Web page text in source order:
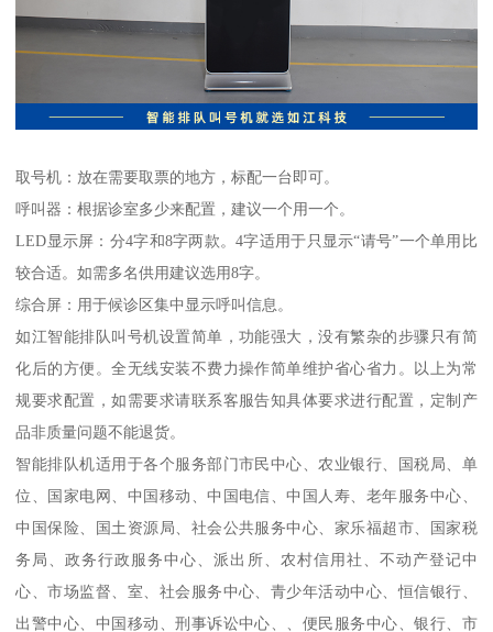
取号机：放在需要取票的地方，标配一台即可。
呼叫器：根据诊室多少来配置，建议一个用一个。
LED显示屏：分4字和8字两款。4字适用于只显示“请号”一个单用比
较合适。如需多名供用建议选用8字。
综合屏：用于候诊区集中显示呼叫信息。
如江智能排队叫号机设置简单，功能强大，没有繁杂的步骤只有简
化后的方便。全无线安装不费力操作简单维护省心省力。以上为常
规要求配置，如需要求请联系客服告知具体要求进行配置，定制产
品非质量问题不能退货。
智能排队机适用于各个服务部门市民中心、农业银行、国税局、单
位、国家电网、中国移动、中国电信、中国人寿、老年服务中心、
中国保险、国土资源局、社会公共服务中心、家乐福超市、国家税
务局、政务行政服务中心、派出所、农村信用社、不动产登记中
心、市场监督、室、社会服务中心、青少年活动中心、恒信银行、
出警中心、中国移动、刑事诉讼中心、、便民服务中心、银行、市